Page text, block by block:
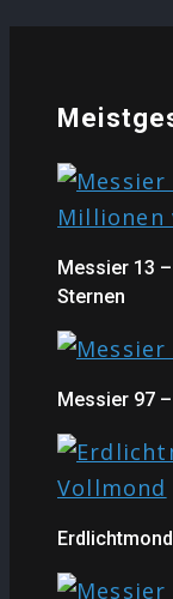
Messier 13
Sternen
Messier 97